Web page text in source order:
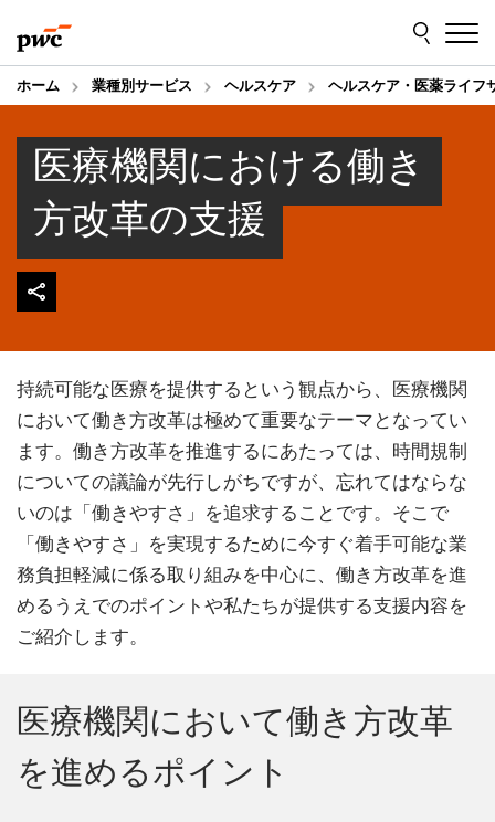
to
content
to
footer
ホーム 業種別サービス ヘルスケア ヘルスケア・医薬ライフ
医療機関における働き
方改革の支援
持続可能な医療を提供するという観点から、医療機関
において働き方改革は極めて重要なテーマとなってい
ます。働き方改革を推進するにあたっては、時間規制
についての議論が先行しがちですが、忘れてはならな
いのは「働きやすさ」を追求することです。そこで
「働きやすさ」を実現するために今すぐ着手可能な業
務負担軽減に係る取り組みを中心に、働き方改革を進
めるうえでのポイントや私たちが提供する支援内容を
ご紹介します。
医療機関において働き方改革
を進めるポイント